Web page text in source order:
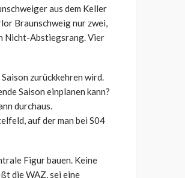
aus dem Keller
Braunschweig nur zwei,
Nicht-Abstiegsrang. Vier
zurückkehren wird.
Saison einplanen kann?
durchaus.
auf der man bei S04
Figur bauen. Keine
die WAZ, sei eine